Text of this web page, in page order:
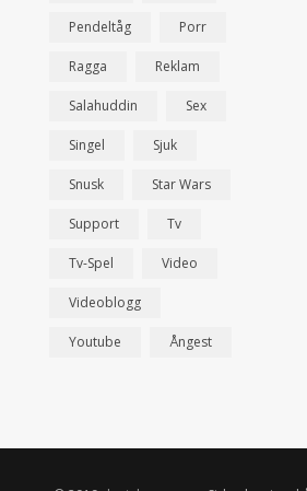
Pendeltåg Porr
Ragga Reklam
Salahuddin Sex
Singel Sjuk
Snusk Star Wars
Support Tv
Tv-Spel Video
Videoblogg
Youtube Ångest